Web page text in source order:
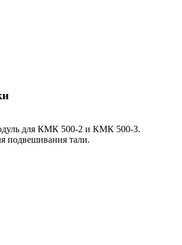
для КМК 500-2 и КМК 500-3.
подвешивания тали.